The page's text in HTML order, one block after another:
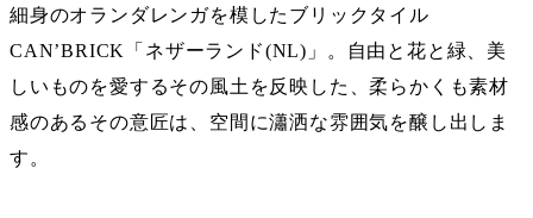
細身のオランダレンガを模したブリックタイル
CAN’BRICK「 ネザーランド(NL) 」。自由と花と緑、美
しいものを愛するその風土を反映した、柔らかくも素材
感のあるその意匠は、空間に瀟洒な雰囲気を醸し出しま
す。